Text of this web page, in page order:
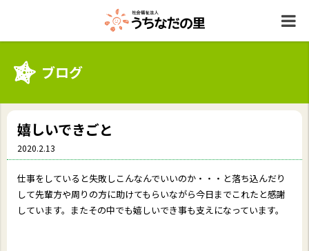
ブログ
嬉しいできごと
2020.2.13
仕事をしていると失敗しこんなんでいいのか・・・と落ち込んだり
して先輩方や周りの方に助けてもらいながら今日までこれたと感謝
しています。またその中でも嬉しいでき事も支えになっています。